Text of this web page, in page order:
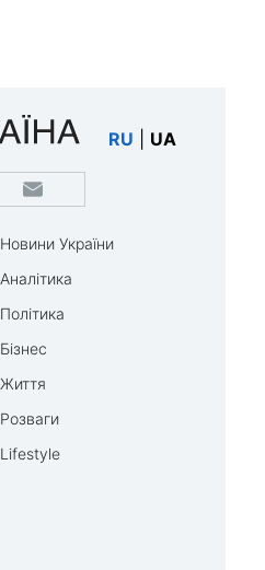
RU UA
Новини України
Аналітика
Політика
Бізнес
Життя
Розваги
Lifestyle